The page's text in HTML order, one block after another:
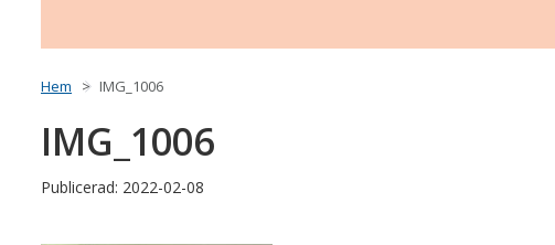
Hem IMG_1006
IMG_1006
Publicerad: 2022-02-08